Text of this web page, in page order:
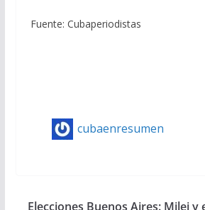
Fuente: Cubaperiodistas
cubaenresumen
Elecciones Buenos Aires: Milei y